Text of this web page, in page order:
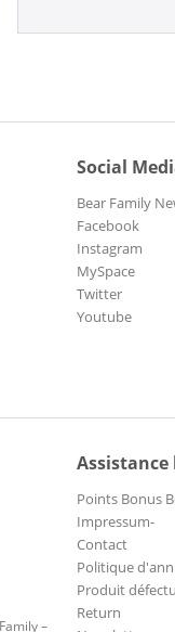
Social
Bear Family
Facebook
Instagram
MySpace
Twitter
Youtube
–
Points Bonus
Impressum-
Contact
Politique
Produit
Return